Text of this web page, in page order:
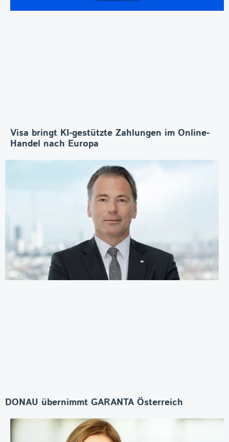
Visa bringt KI-gestützte Zahlungen im Online-
Handel nach Europa
DONAU übernimmt GARANTA Österreich